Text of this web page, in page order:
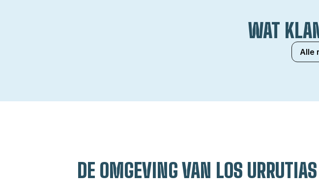
WAT
Alle
DE OMGEVING VAN LOS URRUTIAS